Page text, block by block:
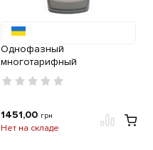
Однофазный
многотарифный
электросчетчик 5А / 60А
Энергомера CE 102-U S6
1451,00 грн
Нет на складе